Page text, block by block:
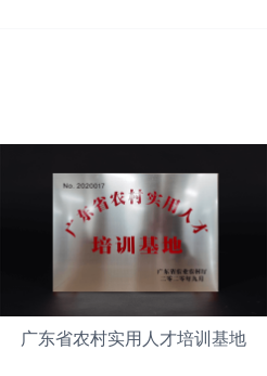
广东省农村实用人才培训基地